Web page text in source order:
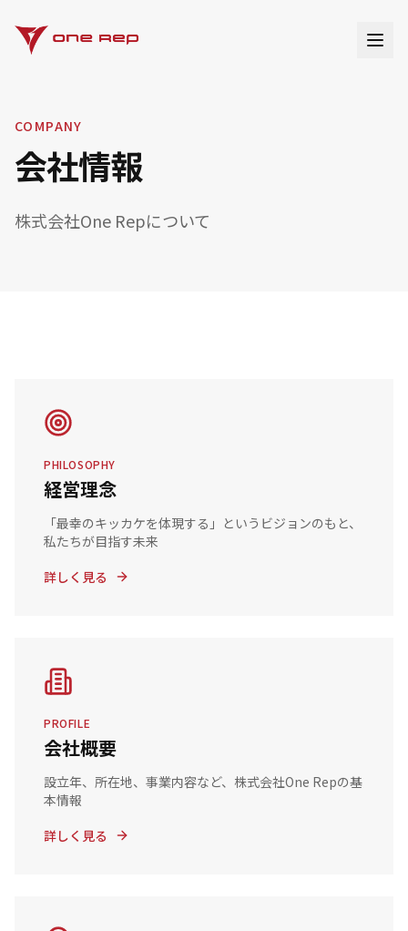
COMPANY
会社情報
株式会社One Repについて
PHILOSOPHY
経営理念
「最幸のキッカケを体現する」というビジョンのもと、
私たちが目指す未来
詳しく見る
PROFILE
会社概要
設立年、所在地、事業内容など、株式会社One Repの基
本情報
詳しく見る